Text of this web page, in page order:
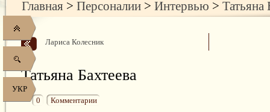
УКР
Главная > Персоналии > Интервью > Татьяна
Лариса Колесник
Татьяна Бахтеева
0 Комментарии